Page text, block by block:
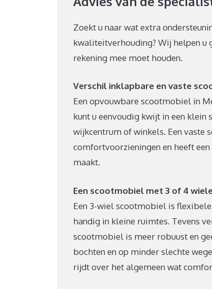
Zoekt u naar wat extra
kwaliteitverhouding? Wij helpen u
rekening mee moet houden.
Verschil inklapbare en vaste
Een opvouwbare scootmobiel in
kunt u eenvoudig kwijt in een klein
wijkcentrum of winkels. Een
comfortvoorzieningen en heeft
maakt.
Een scootmobiel met 3 of 4
Een 3-wiel scootmobiel is
handig in kleine ruimtes. Tevens
scootmobiel is meer robuust en
bochten en op minder slechte
rijdt over het algemeen wat